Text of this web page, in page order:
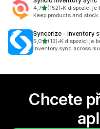
4,7z 5 hvězd
(152)
Celkový počet recenzí:
•K dispozici je
Keep products and
Syncerize ‑ inventory
5,0z 5 hvězd
(13)
Celkový počet recenzí: 13
•K dispozici je
Inventory sync across
Chcete